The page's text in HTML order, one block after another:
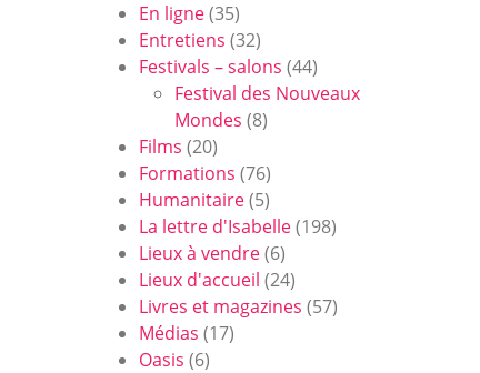
En ligne(35)
Entretiens (32)
Festivals – salons (44)
Festival des Nouveaux
Mondes (8)
Films (20)
Formations (76)
Humanitaire(5)
La lettre d'Isabelle(198)
Lieux à vendre(6)
Lieux d'accueil (24)
Livres et magazines (57)
Médias (17)
Oasis (6)